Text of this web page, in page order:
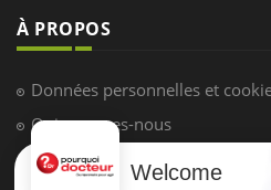
À PROPOS
Données personnelles et
Qui sommes-nous
Conditions d'utilisation
Welcome